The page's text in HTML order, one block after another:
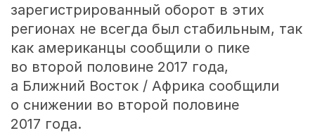
зарегистрированный оборот в этих
регионах не всегда был стабильным, так
как американцы сообщили о пике
во второй половине 2017 года,
а Ближний Восток / Африка сообщили
о снижении во второй половине
2017 года.